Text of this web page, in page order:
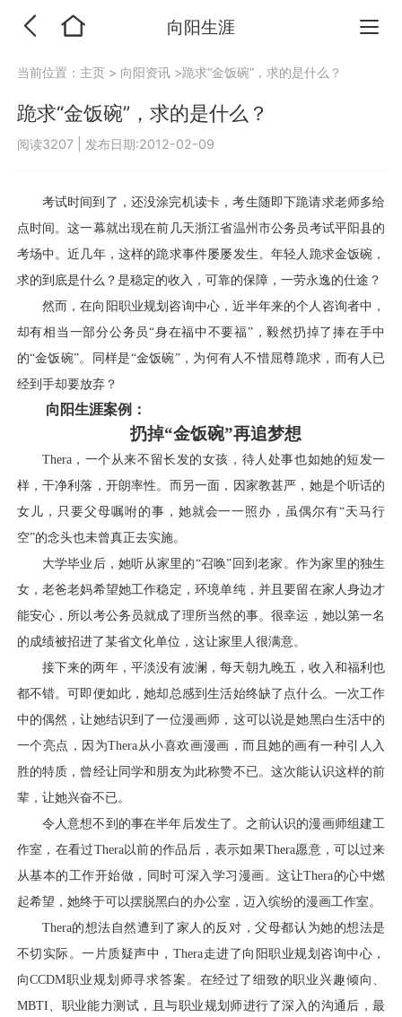
向阳生涯
当前位置： 主页 > 向阳资讯 >跪求“金饭碗”，求的是什么？
跪求“金饭碗”，求的是什么？
阅读3207 发布日期:2012-02-09
考试时间到了，还没涂完机读卡，考生随即下跪请求老师多给
点时间。这一幕就出现在前几天浙江省温州市公务员考试平阳县的
考场中。近几年，这样的跪求事件屡屡发生。年轻人跪求金饭碗，
求的到底是什么？是稳定的收入，可靠的保障，一劳永逸的仕途？
然而，在向阳职业规划咨询中心，近半年来的个人咨询者中，
却有相当一部分公务员“身在福中不要福”，毅然扔掉了捧在手中
的“金饭碗”。同样是“金饭碗”，为何有人不惜屈尊跪求，而有人已
经到手却要放弃？
向阳生涯案例：
扔掉“金饭碗”再追梦想
Thera，一个从来不留长发的女孩，待人处事也如她的短发一
样，干净利落，开朗率性。而另一面，因家教甚严，她是个听话的
女儿， 只要父母嘱咐的事，她就会一一照办，虽偶尔有“天马行
空”的念头也未曾真正去实施。
大学毕业后，她听从家里的“召唤”回到老家。作为家里的独生
女，老爸老妈希望她工作稳定，环境单纯，并且要留在家人身边才
能安心，所以考公务员就成了理所当然的事。很幸运，她以第一名
的成绩被招进了某省文化单位，这让家里人很满意。
接下来的两年，平淡没有波澜，每天朝九晚五，收入和福利也
都不错。可即便如此，她却总感到生活始终缺了点什么。一次工作
中的偶然，让她结识到了一位漫画师，这可以说是她黑白生活中的
一个亮点，因为Thera从小喜欢画漫画，而且她的画有一种引人入
胜的特质，曾经让同学和朋友为此称赞不已。这次能认识这样的前
辈，让她兴奋不已。
令人意想不到的事在半年后发生了。之前认识的漫画师组建工
作室，在看过Thera以前的作品后，表示如果Thera愿意，可以过来
从基本的工作开始做，同时可深入学习漫画。这让Thera的心中燃
起希望，她终于可以摆脱黑白的办公室，迈入缤纷的漫画工作室。
Thera的想法自然遭到了家人的反对，父母都认为她的想法是
不切实际。一片质疑声中，Thera走进了向阳职业规划咨询中心，
向CCDM职业规划师寻求答案。在经过了细致的职业兴趣倾向、
MBTI、职业能力测试，且与职业规划师进行了深入的沟通后，最